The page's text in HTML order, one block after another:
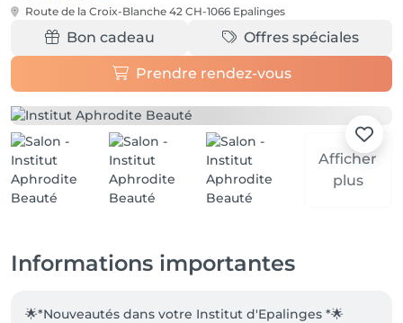
Route de la Croix-Blanche 42 CH-1066 Epalinges
Bon cadeau Offres spéciales
Prendre rendez-vous
Afficher
plus
Informations importantes
🌟*Nouveautés dans votre Institut d'Epalinges *🌟